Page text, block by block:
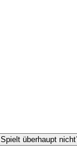
Spielt überhaupt